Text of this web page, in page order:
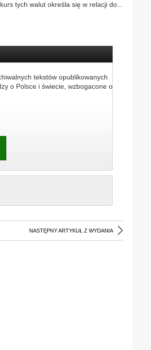
tych walut określa się w relacji do...
tekstów opublikowanych
o Polsce i świecie, wzbogacone o
NASTĘPNY ARTYKUŁ Z WYDANIA